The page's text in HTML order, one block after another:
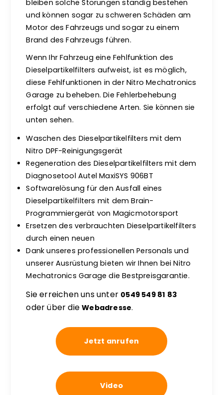
bleiben solche Störungen ständig bestehen
und können sogar zu schweren Schäden am
Motor des Fahrzeugs und sogar zu einem
Brand des Fahrzeugs führen.
Wenn Ihr Fahrzeug eine Fehlfunktion des
Dieselpartikelfilters aufweist, ist es möglich,
diese Fehlfunktionen in der Nitro Mechatronics
Garage zu beheben. Die Fehlerbehebung
erfolgt auf verschiedene Arten. Sie können sie
unten sehen.
Waschen des Dieselpartikelfilters mit dem
Nitro DPF-Reinigungsgerät
Regeneration des Dieselpartikelfilters mit dem
Diagnosetool Autel MaxiSYS 906BT
Softwarelösung für den Ausfall eines
Dieselpartikelfilters mit dem Brain-
Programmiergerät von Magicmotorsport
Ersetzen des verbrauchten Dieselpartikelfilters
durch einen neuen
Dank unseres professionellen Personals und
unserer Ausrüstung bieten wir Ihnen bei Nitro
Mechatronics Garage die Bestpreisgarantie.
Sie erreichen uns unter 0549 549 81 83
oder über dieWebadresse.
Jetzt anrufen
Video